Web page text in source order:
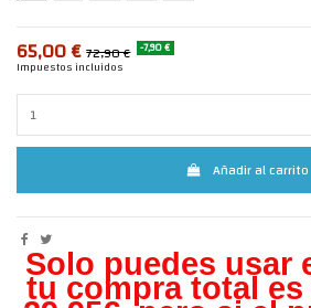
65,00 € 72,90 € -7,90 €
Impuestos incluidos
Añadir al carrito
Solo puedes usar
tu compra total es